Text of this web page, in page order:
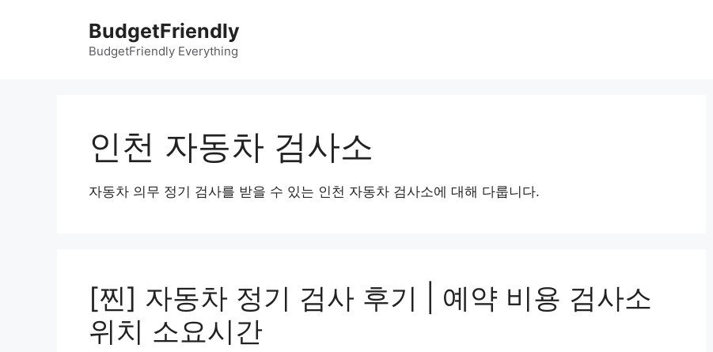
BudgetFriendly
BudgetFriendly Everything
인천 자동차 검사소
자동차 의무 정기 검사를 받을 수 있는 인천 자동차 검사소에 대해 다룹니다.
[찐] 자동차 정기 검사 후기 | 예약 비용 검사소
위치 소요시간